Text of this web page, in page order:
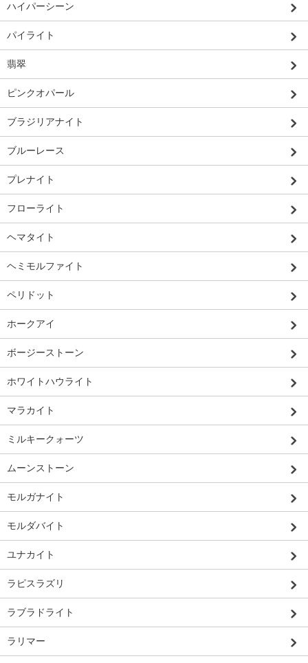
ハイパーシーン
パイライト
翡翠
ピンクオパール
ブラジリアナイト
ブルーレース
プレナイト
フローライト
ヘマタイト
ヘミモルファイト
ペリドット
ホークアイ
ボージーストーン
ホワイトハウライト
マラカイト
ミルキークォーツ
ムーンストーン
モルガナイト
モルダバイト
ユナカイト
ラピスラズリ
ラブラドライト
ラリマー